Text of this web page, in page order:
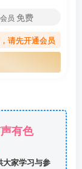
员 免费
请先开通会员
有色
大家学习与参